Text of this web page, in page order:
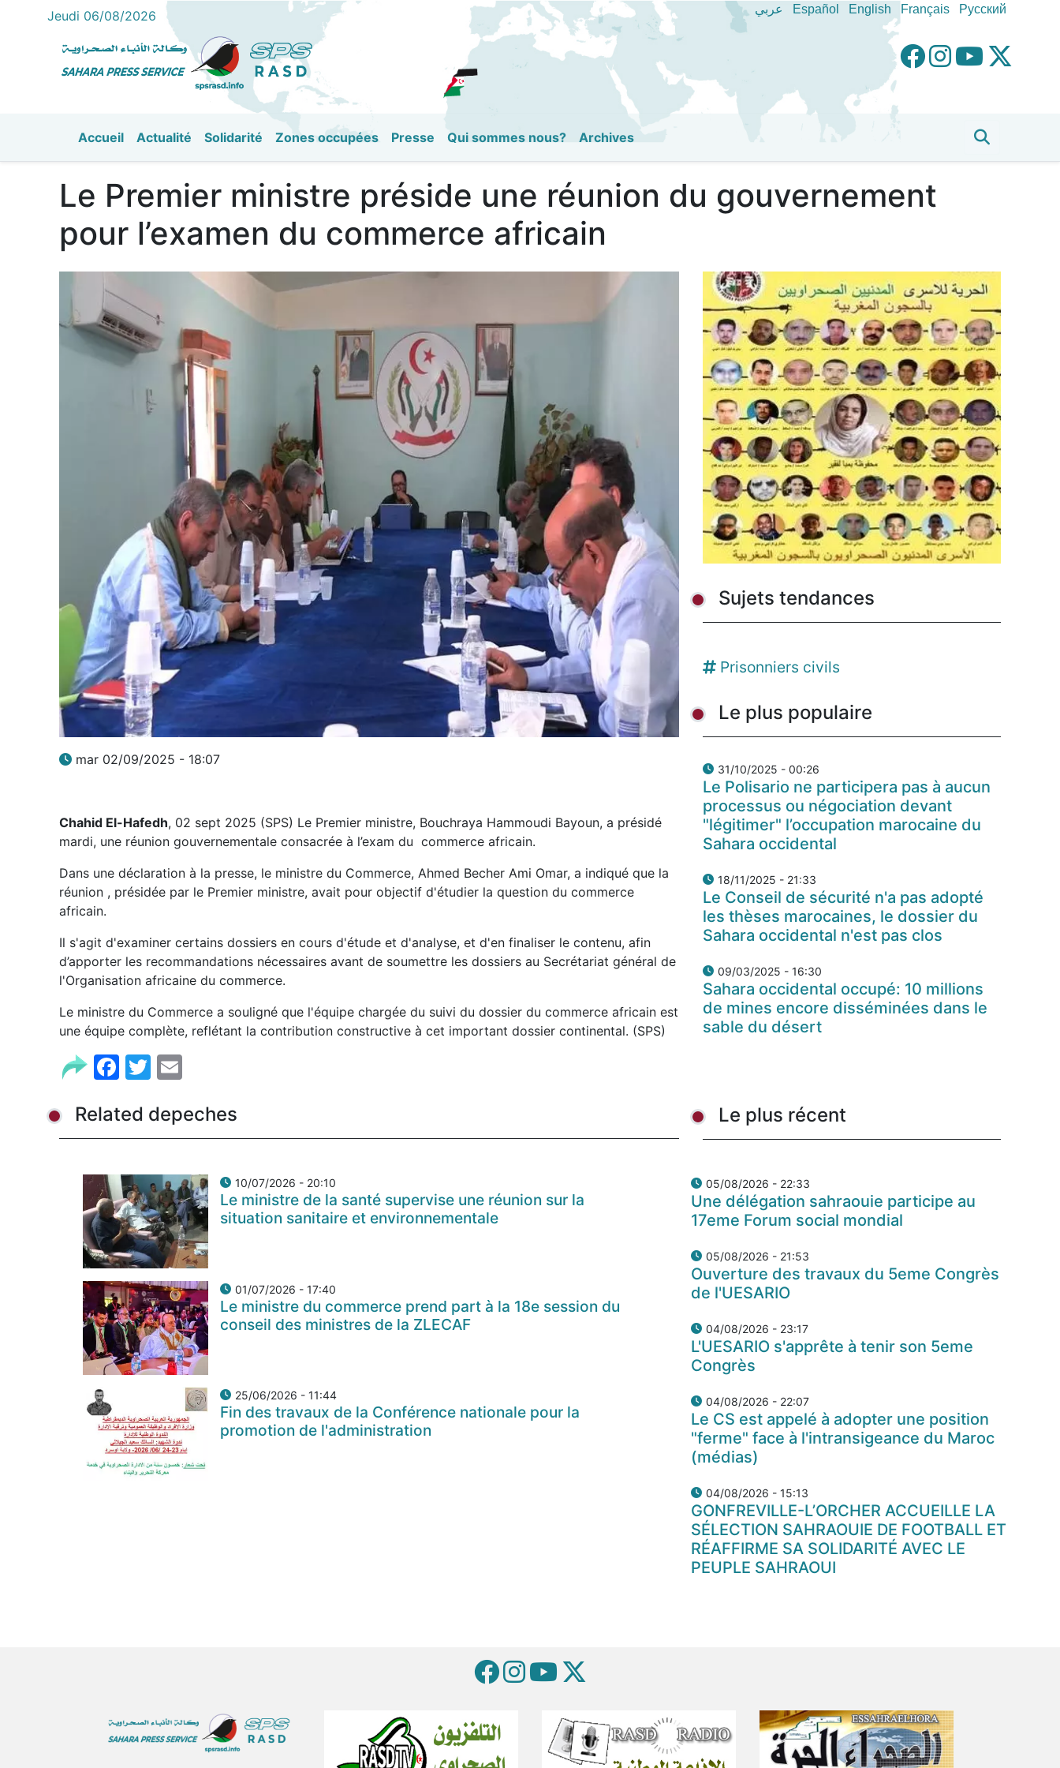
Aller
au
contenu
Jeudi 06/08/2026 عربي Español English Français Pусский
Accueil Actualité Solidarité Zones occupées Presse Qui sommes nous? Archives
Le Premier ministre préside une réunion du gouvernement
pour l’examen du commerce africain
mar 02/09/2025 - 18:07
Chahid El-Hafedh, 02 sept 2025 (SPS) Le Premier ministre, Bouchraya Hammoudi Bayoun, a présidé
mardi, une réunion gouvernementale consacrée à l’exam du commerce africain.
Dans une déclaration à la presse, le ministre du Commerce, Ahmed Becher Ami Omar, a indiqué que la
réunion , présidée par le Premier ministre, avait pour objectif d'étudier la question du commerce
africain.
Il s'agit d'examiner certains dossiers en cours d'étude et d'analyse, et d'en finaliser le contenu, afin
d’apporter les recommandations nécessaires avant de soumettre les dossiers au Secrétariat général de
l'Organisation africaine du commerce.
Le ministre du Commerce a souligné que l'équipe chargée du suivi du dossier du commerce africain est
une équipe complète, reflétant la contribution constructive à cet important dossier continental. (SPS)
Facebook
Twitter
Related depeches
10/07/2026 - 20:10
Le ministre de la santé supervise une réunion sur la
situation sanitaire et environnementale
01/07/2026 - 17:40
Le ministre du commerce prend part à la 18e session du
conseil des ministres de la ZLECAF
25/06/2026 - 11:44
Fin des travaux de la Conférence nationale pour la
promotion de l'administration
Sujets tendances
Prisonniers civils
Le plus populaire
31/10/2025 - 00:26
Le Polisario ne participera pas à aucun
processus ou négociation devant
"légitimer" l’occupation marocaine du
Sahara occidental
18/11/2025 - 21:33
Le Conseil de sécurité n'a pas adopté
les thèses marocaines, le dossier du
Sahara occidental n'est pas clos
09/03/2025 - 16:30
Sahara occidental occupé: 10 millions
de mines encore disséminées dans le
sable du désert
Le plus récent
05/08/2026 - 22:33
Une délégation sahraouie participe au
17eme Forum social mondial
05/08/2026 - 21:53
Ouverture des travaux du 5eme Congrès
de l'UESARIO
04/08/2026 - 23:17
L'UESARIO s'apprête à tenir son 5eme
Congrès
04/08/2026 - 22:07
Le CS est appelé à adopter une position
"ferme" face à l'intransigeance du Maroc
(médias)
04/08/2026 - 15:13
GONFREVILLE-L’ORCHER ACCUEILLE LA
SÉLECTION SAHRAOUIE DE FOOTBALL ET
RÉAFFIRME SA SOLIDARITÉ AVEC LE
PEUPLE SAHRAOUI